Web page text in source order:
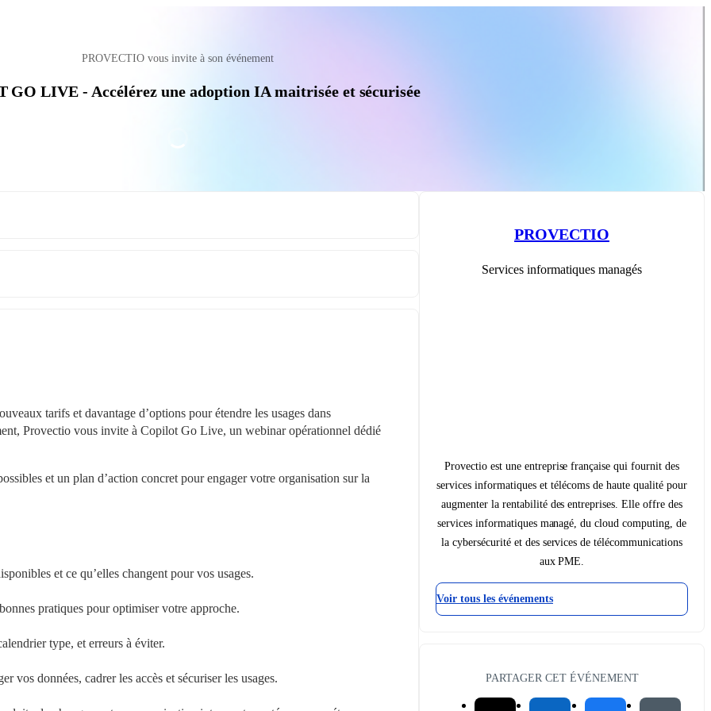
PROVECTIO vous invite à son événement
GO LIVE - Accélérez une adoption IA maitrisée et sécurisée
tarifs et davantage d’options pour étendre les usages dans
Provectio vous invite à Copilot Go Live, un webinar opérationnel dédié
et un plan d’action concret pour engager votre organisation sur la
et ce qu’elles changent pour vos usages.
pratiques pour optimiser votre approche.
type, et erreurs à éviter.
vos données, cadrer les accès et sécuriser les usages.
PROVECTIO
Services informatiques managés
Provectio est une entreprise française qui fournit des
services informatiques et télécoms de haute qualité pour
augmenter la rentabilité des entreprises. Elle offre des
services informatiques managé, du cloud computing, de
la cybersécurité et des services de télécommunications
aux PME.
Voir tous les événements
PARTAGER CET ÉVÉNEMENT